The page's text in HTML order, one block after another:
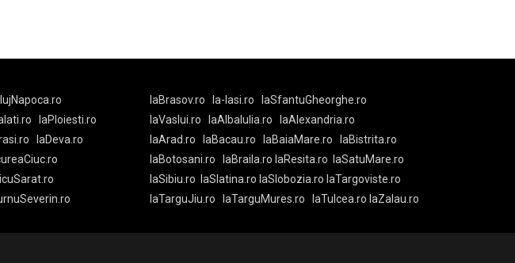
laPloiesti.ro
laDeva.ro
laBrasov.ro la-Iasi.ro
laSfantuGheorghe.ro
laVaslui.ro
laAlbaIulia.ro
laAlexandria.ro
laArad.ro
laBacau.ro laBaiaMare.ro
laBistrita.ro
laBotosani.ro
laBraila.ro laResita.ro
laSatuMare.ro
laSibiu.ro
laSlatina.ro laSlobozia.ro laTargoviste.ro
laTarguJiu.ro
laTarguMures.ro laTulcea.ro laZalau.ro